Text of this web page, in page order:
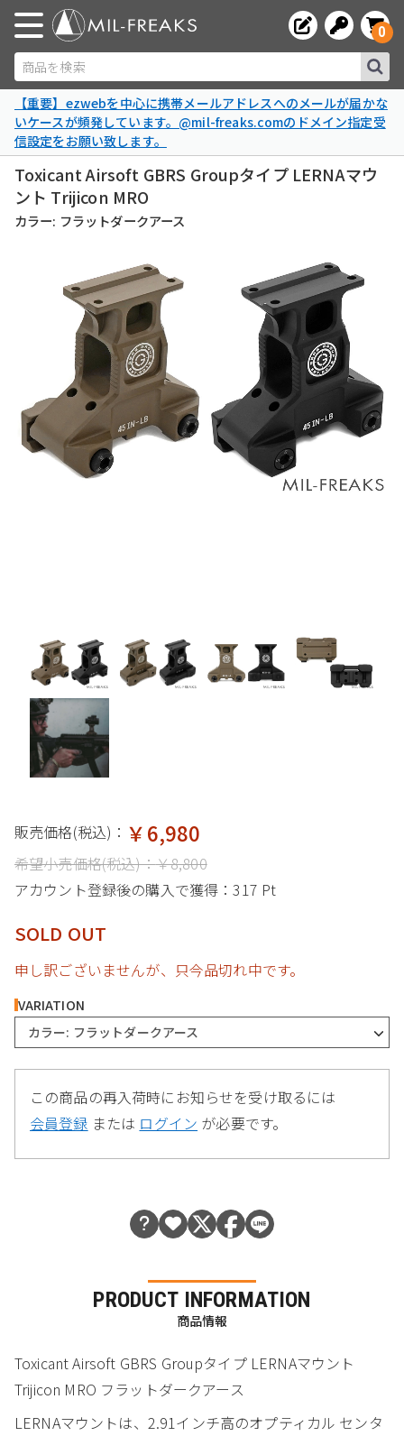
商品を検索
0
【重要】ezwebを中心に携帯メールアドレスへのメールが届かな
いケースが頻発しています。@mil-freaks.comのドメイン指定受
信設定をお願い致します。
Toxicant Airsoft GBRS Groupタイプ LERNAマウ
ント Trijicon MRO
カラー: フラットダークアース
販売価格(税込)： ￥6,980
希望小売価格(税込)：￥8,800
アカウント登録後の購入で獲得：317 Pt
SOLD OUT
申し訳ございませんが、只今品切れ中です。
VARIATION
カラー: フラットダークアース
この商品の再入荷時にお知らせを受け取るには
会員登録 または ログイン が必要です。
PRODUCT INFORMATION
商品情報
Toxicant Airsoft GBRS Groupタイプ LERNAマウント
Trijicon MRO フラットダークアース
LERNAマウントは、2.91インチ高のオプティカル センタ